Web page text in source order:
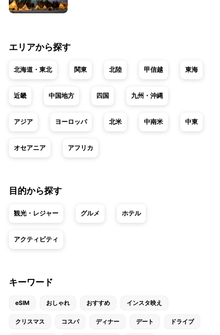
エリアから探す
北海道・東北 関東 北陸 甲信越 東海
近畿 中国地方 四国 九州・沖縄
アジア ヨーロッパ 北米 中南米 中東
オセアニア アフリカ
目的から探す
観光・レジャー グルメ ホテル
アクティビティ
キーワード
eSIM おしゃれ おすすめ インスタ映え
クリスマス コスパ ディナー デート ドライブ